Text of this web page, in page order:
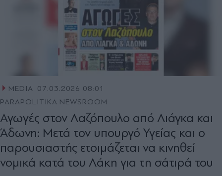
MEDIA 07.03.2026 08:01
PARAPOLITIKA NEWSROOM
Αγωγές στον Λαζόπουλο από Λιάγκα και
Άδωνη: Μετά τον υπουργό Υγείας και ο
παρουσιαστής ετοιμάζεται να κινηθεί
νομικά κατά του Λάκη για τη σάτιρά του